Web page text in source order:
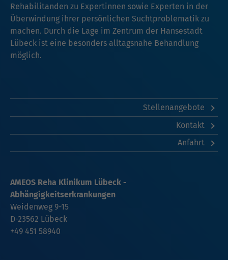
Rehabilitanden zu Expertinnen sowie Experten in der
Überwindung ihrer persönlichen Suchtproblematik zu
machen. Durch die Lage im Zentrum der Hansestadt
Lübeck ist eine besonders alltagsnahe Behandlung
möglich.
Stellenangebote
Kontakt
Anfahrt
AMEOS Reha Klinikum Lübeck -
Abhängigkeitserkrankungen
Weidenweg 9-15
D-23562 Lübeck
+49 451 58940